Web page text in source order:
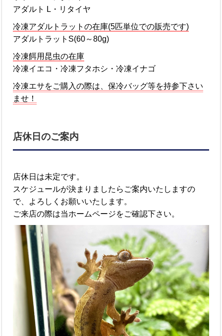
アダルト L・リタイヤ
冷凍アダルトラットの在庫(5匹単位での販売です)
アダルトラットS(60～80g)
冷凍餌用昆虫の在庫
冷凍イエコ・冷凍フタホシ・冷凍イナゴ
冷凍エサをご購入の際は、保冷バッグ等を持参下さい
ませ！
店休日のご案内
店休日は未定です。
スケジュールが決まりましたらご案内いたしますの
で、よろしくお願いいたします。
ご来店の際は当ホームページをご確認下さい。